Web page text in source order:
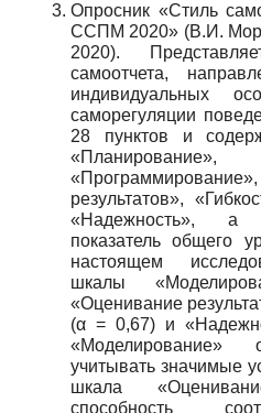
Опросник «Стиль
ССПМ 2020» (В.И.
2020).
самоотчета,
индивидуальных
саморегуляции
28 пунктов и
результатов»,
«Надежность», а
показатель общего
настоящем
шкалы
«Оценивание
(α = 0,67) и
«Моделирование»
учитывать значимые
шкала
способность